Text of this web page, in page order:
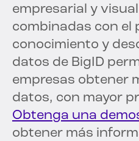
empresarial y
combinadas con el
conocimiento y
datos de BigID
empresas obtener
datos, con mayor
Obtenga una
obtener más